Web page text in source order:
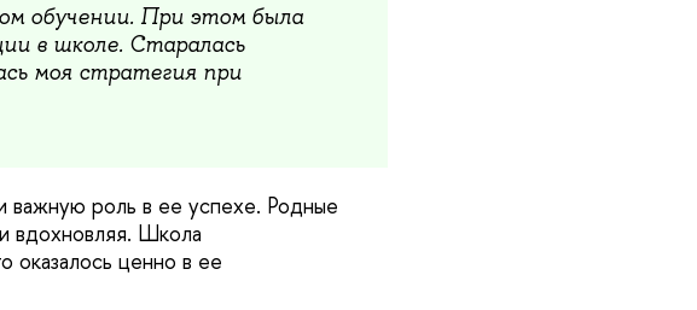
обучении. При этом была
в школе. Старалась
моя стратегия при
важную роль в ее успехе. Родные
вдохновляя. Школа
оказалось ценно в ее